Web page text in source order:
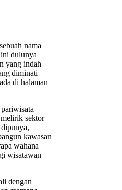
nama
dulunya
yang indah
diminati
di halaman
sektor
kawasan
wahana
wisatawan
dengan